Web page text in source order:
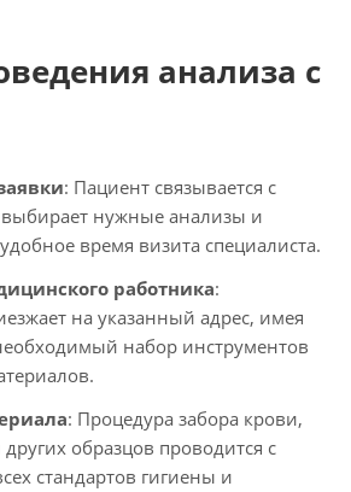
анализа с
: Пациент связывается с
нужные анализы и
время визита специалиста.
работника:
на указанный адрес, имея
набор инструментов
: Процедура забора крови,
образцов проводится с
стандартов гигиены и